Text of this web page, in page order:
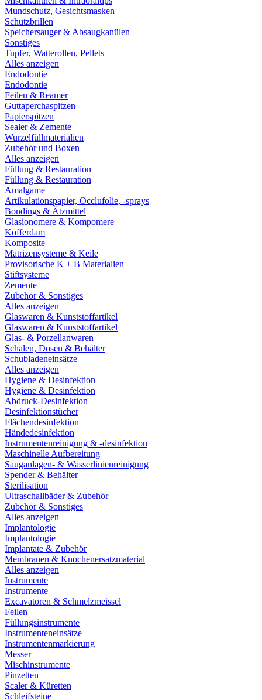
Mundschutz, Gesichtsmasken
Schutzbrillen
Speichersauger & Absaugkanülen
Sonstiges
Tupfer, Watterollen, Pellets
Alles anzeigen
Endodontie
Endodontie
Feilen & Reamer
Guttaperchaspitzen
Papierspitzen
Sealer & Zemente
Wurzelfüllmaterialien
Zubehör und Boxen
Alles anzeigen
Füllung & Restauration
Füllung & Restauration
Amalgame
Artikulationspapier, Occlufolie, -sprays
Bondings & Ätzmittel
Glasionomere & Kompomere
Kofferdam
Komposite
Matrizensysteme & Keile
Provisorische K + B Materialien
Stiftsysteme
Zemente
Zubehör & Sonstiges
Alles anzeigen
Glaswaren & Kunststoffartikel
Glaswaren & Kunststoffartikel
Glas- & Porzellanwaren
Schalen, Dosen & Behälter
Schubladeneinsätze
Alles anzeigen
Hygiene & Desinfektion
Hygiene & Desinfektion
Abdruck-Desinfektion
Desinfektionstücher
Flächendesinfektion
Händedesinfektion
Instrumentenreinigung & -desinfektion
Maschinelle Aufbereitung
Sauganlagen- & Wasserlinienreinigung
Spender & Behälter
Sterilisation
Ultraschallbäder & Zubehör
Zubehör & Sonstiges
Alles anzeigen
Implantologie
Implantologie
Implantate & Zubehör
Membranen & Knochenersatzmaterial
Alles anzeigen
Instrumente
Instrumente
Excavatoren & Schmelzmeissel
Feilen
Füllungsinstrumente
Instrumenteneinsätze
Instrumentenmarkierung
Messer
Mischinstrumente
Pinzetten
Scaler & Küretten
Schleifsteine